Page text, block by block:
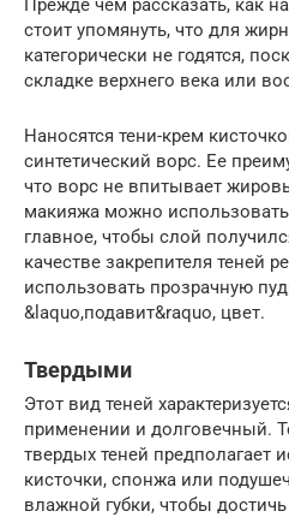
Прежде чем рассказать, как
стоит упомянуть, что для
категорически не годятся,
складке верхнего века или
Наносятся тени-крем
синтетический ворс. Ее
что ворс не впитывает
макияжа можно
главное, чтобы слой
качестве закрепителя теней
использовать прозрачную
&laquo,подавит&raquo, цвет.
Твердыми
Этот вид теней
применении и долговечный.
твердых теней предполагает
кисточки, спонжа или
влажной губки, чтобы